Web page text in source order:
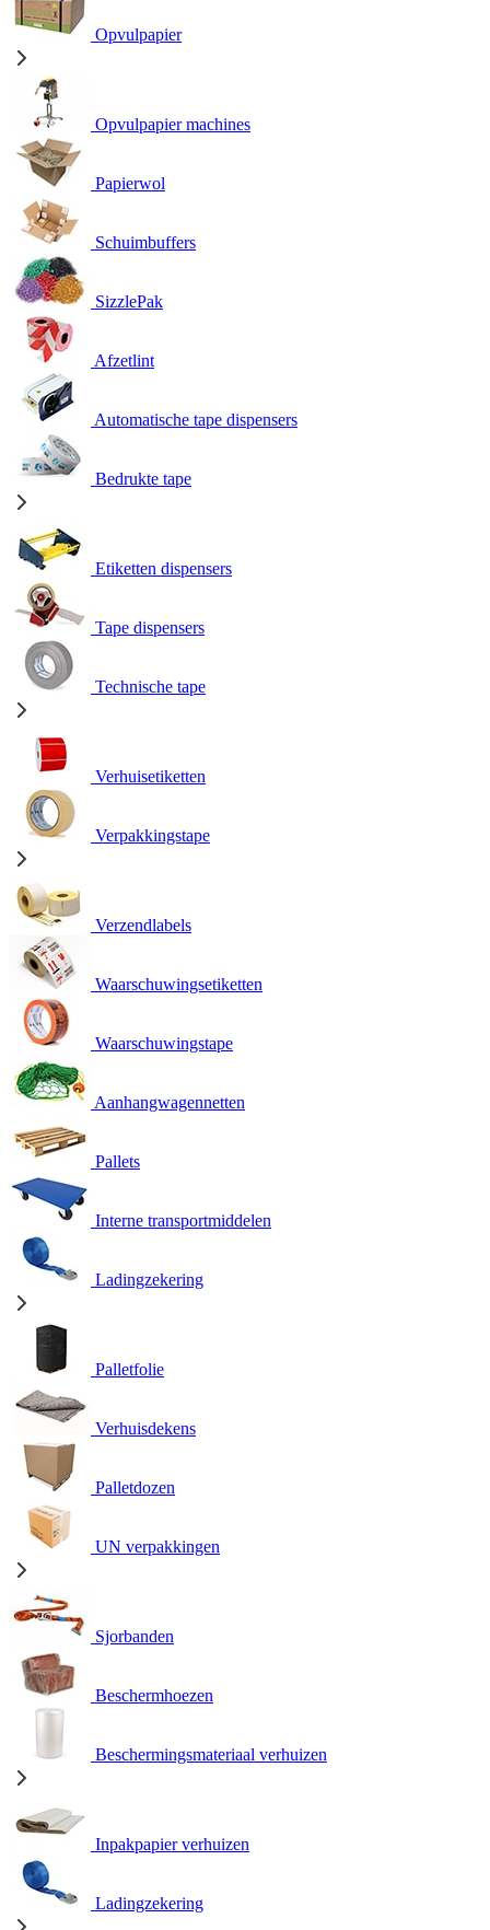
Opvulpapier
Opvulpapier machines
Papierwol
Schuimbuffers
SizzlePak
Afzetlint
Automatische tape dispensers
Bedrukte tape
Etiketten dispensers
Tape dispensers
Technische tape
Verhuisetiketten
Verpakkingstape
Verzendlabels
Waarschuwingsetiketten
Waarschuwingstape
Aanhangwagennetten
Pallets
Interne transportmiddelen
Ladingzekering
Palletfolie
Verhuisdekens
Palletdozen
UN verpakkingen
Sjorbanden
Beschermhoezen
Beschermingsmateriaal verhuizen
Inpakpapier verhuizen
Ladingzekering